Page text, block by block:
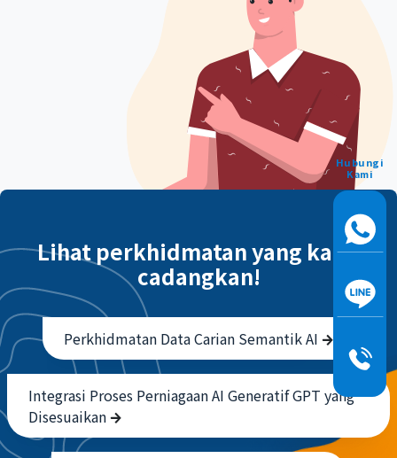
Lihat perkhidmatan yang kami
cadangkan!
Perkhidmatan Data Carian Semantik AI
Integrasi Proses Perniagaan AI Generatif GPT yang
Disesuaikan
Hubungi
Kami